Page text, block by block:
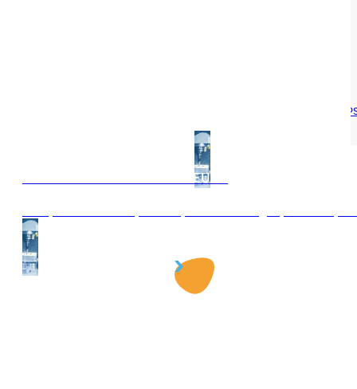
BARRIÈRES DE PROTECTION ET GARDE-
CATBARRIEREECLUSE
PROFESSIONNEL DU SECTEUR ?